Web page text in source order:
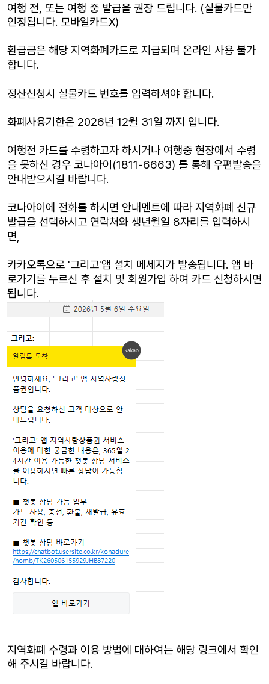
여행 전, 또는 여행 중 발급을 권장 드립니다. (실물카드만
인정됩니다. 모바일카드X)
환급금은 해당 지역화폐카드로 지급되며 온라인 사용 불가
합니다.
정산신청시 실물카드 번호를 입력하셔야 합니다.
화폐사용기한은 2026년 12월 31일 까지 입니다.
여행전 카드를 수령하고자 하시거나 여행중 현장에서 수령
을 못하신 경우 코나아이(1811-6663) 를 통해 우편발송을
안내받으시길 바랍니다.
코나아이에 전화를 하시면 안내멘트에 따라 지역화폐 신규
발급을 선택하시고 연락처와 생년월일 8자리를 입력하시
면,
카카오톡으로 '그리고'앱 설치 메세지가 발송됩니다. 앱 바
로가기를 누르신 후 설치 및 회원가입 하여 카드 신청하시면
됩니다.
지역화폐 수령과 이용 방법에 대하여는 해당 링크에서 확인
해 주시길 바랍니다.